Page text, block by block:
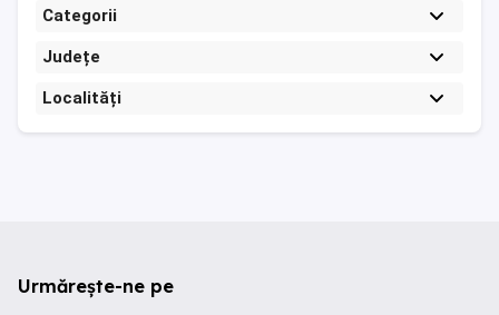
Categorii
Județe
Localități
Urmărește-ne pe